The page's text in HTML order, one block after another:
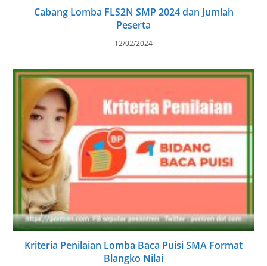
Cabang Lomba FLS2N SMP 2024 dan Jumlah
Peserta
12/02/2024
Kriteria Penilaian Lomba Baca Puisi SMA Format
Blangko Nilai